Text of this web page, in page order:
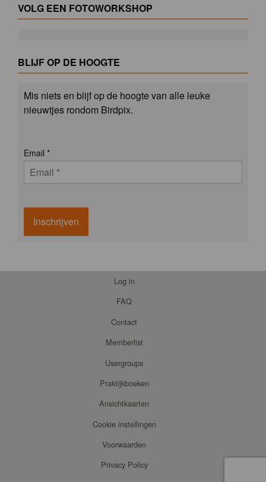
VOLG EEN FOTOWORKSHOP
BLIJF OP DE HOOGTE
Mis niets en blijf op de hoogte van alle leuke
nieuwtjes rondom Birdpix.
Email *
Inschrijven
Log in
FAQ
Contact
Memberlist
Usergroups
Praktijkboeken
Ansichtkaarten
Cookie instellingen
Voorwaarden
Privacy Policy